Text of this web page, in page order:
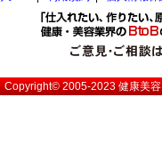
Copyright© 2005-2023健康美